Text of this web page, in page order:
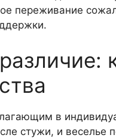
переживание
в
стужи, и